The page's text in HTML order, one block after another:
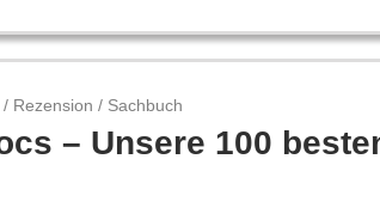
/ Rezension / Sachbuch
– Unsere 100